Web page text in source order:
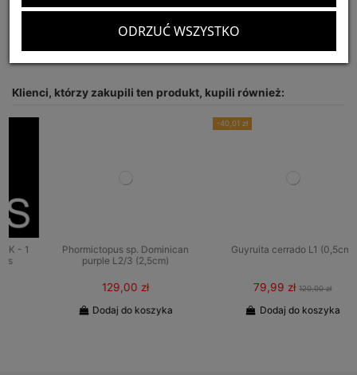
Klienci, którzy zakupili ten produkt, kupili również:
Phormictopus sp. Dominican
purple L2/3 (2,5cm)
129,00 zł
Dodaj do koszyka
-40,01 zł
Guyruita cerrado L1 (0,5cm)
79,99 zł120,00 zł
Dodaj do koszyka
ODRZUĆ WSZYSTKO